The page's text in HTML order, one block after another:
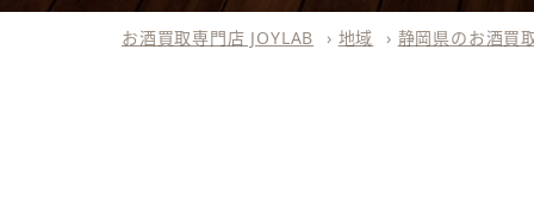
お酒買取専門店 JOYLAB › 地域 › 静岡県のお酒買